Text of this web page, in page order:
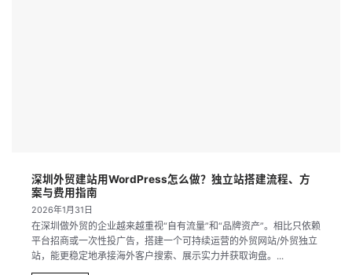
深圳外贸建站用WordPress怎么做？独立站搭建流程、方
案与费用指南
2026年1月31日
在深圳做外贸的企业越来越重视“自有流量”和“品牌资产”。相比只依赖
平台招商或一次性投广告，搭建一个可持续运营的外贸网站/外贸独立
站，能更稳定地承接海外客户搜索、展示实力并获取询盘。...